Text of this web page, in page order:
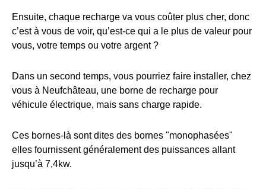
Ensuite, chaque recharge va vous coûter plus cher, donc
c’est à vous de voir, qu’est-ce qui a le plus de valeur pour
vous, votre temps ou votre argent ?
Dans un second temps, vous pourriez faire installer, chez
vous à Neufchâteau, une borne de recharge pour
véhicule électrique, mais sans charge rapide.
Ces bornes-là sont dites des bornes "monophasées"
elles fournissent généralement des puissances allant
jusqu’à 7,4kw.